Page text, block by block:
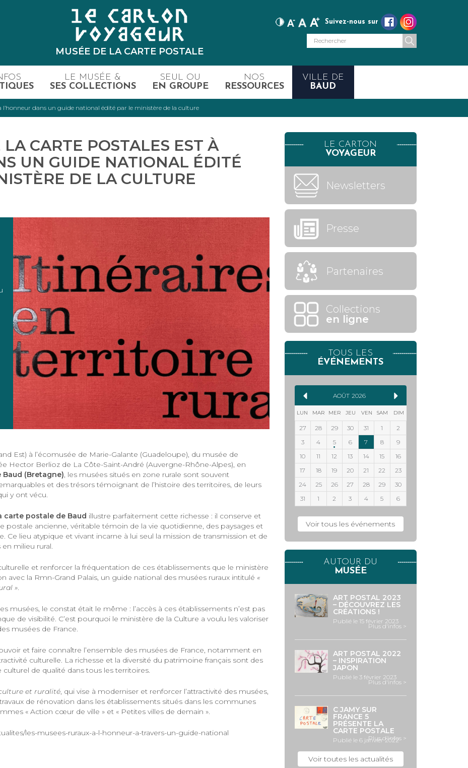
MUSÉE DE LA CARTE POSTALE
Suivez-nous sur
LE MUSÉE &
SES COLLECTIONS
SEUL OU
EN GROUPE
NOS
RESSOURCES
VILLE DE
BAUD
l’honneur dans un guide national édité par le ministère de la culture
CARTE POSTALES EST À
UN GUIDE NATIONAL ÉDITÉ
DE LA CULTURE
Est) à l’écomusée de Marie-Galante (Guadeloupe), du musée de
Hector Berlioz de La Côte-Saint-André (Auvergne-Rhône-Alpes), en
(Bretagne), les musées situés en zone rurale sont souvent
et des trésors témoignant de l’histoire des territoires, de leurs
y ont vécu.
carte postale de Baud illustre parfaitement cette richesse : il conserve et
postale ancienne, véritable témoin de la vie quotidienne, des paysages et
Ce lieu atypique et vivant incarne à lui seul la mission de transmission et de
milieu rural.
et renforcer la fréquentation de ces établissements que le ministère
avec la Rmn-Grand Palais, un guide national des musées ruraux intitulé «
».
musées, le constat était le même : l’accès à ces établissements n’est pas
de visibilité. C’est pourquoi le ministère de la Culture a voulu les valoriser
musées de France.
et faire connaître l’ensemble des musées de France, notamment en
culturelle. La richesse et la diversité du patrimoine français sont des
de qualité dans tous les territoires.
et ruralité, qui vise à moderniser et renforcer l’attractivité des musées,
de rénovation dans les établissements situés dans les communes
« Action cœur de ville » et « Petites villes de demain ».
les-musees-ruraux-a-l-honneur-a-travers-un-guide-national
LE CARTON
VOYAGEUR
Newsletters
Presse
Partenaires
Collections
en ligne
TOUS LES
ÉVÉNEMENTS
AOÛT 2026
LUN MAR MER JEU VEN SAM DIM
27 28 29 30 31 1
2
3
4 5 6 7 8
9
10
11 12 13 14 15
16
17
18 19 20 21 22
23
24
25 26 27 28 29
30
31
1 2 3 4 5 6
Voir tous les événements
AUTOUR DU
MUSÉE
ART POSTAL 2023
– DÉCOUVREZ LES
CRÉATIONS !
Publié le 15 février 2023
Plus d'infos >
ART POSTAL 2022
– INSPIRATION
JAPON
Publié le 3 février 2023
Plus d'infos >
C JAMY SUR
FRANCE 5
PRÉSENTE LA
CARTE POSTALE
Publié le 6 janvier 2022
Plus d'infos >
Voir toutes les actualités